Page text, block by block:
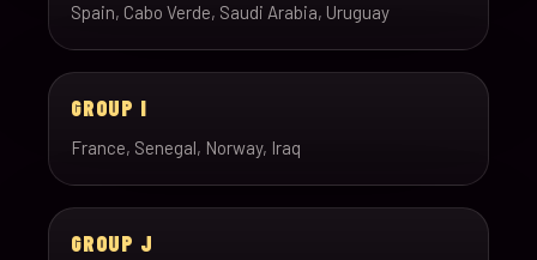
Spain, Cabo Verde, Saudi Arabia, Uruguay
GROUP I
France, Senegal, Norway, Iraq
GROUP J